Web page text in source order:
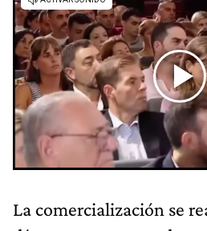
La comercialización se